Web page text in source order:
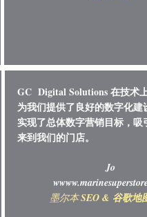
GC Digital Solutions 在技术
为我们提供了良好的数字化建
实现了总体数字营销目标，吸
来到我们的门店。
Jo
w
墨尔本SEO & 谷歌地